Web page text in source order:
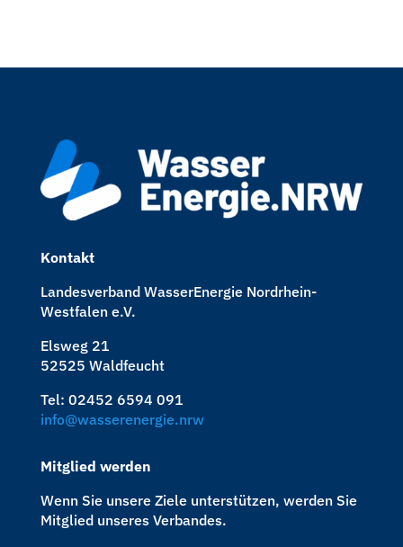
Kontakt
Landesverband WasserEnergie Nordrhein-
Westfalen e.V.
Elsweg 21
52525 Waldfeucht
Tel: 02452 6594 091
info@wasserenergie.nrw
Mitglied werden
Wenn Sie unsere Ziele unterstützen, werden Sie
Mitglied unseres Verbandes.